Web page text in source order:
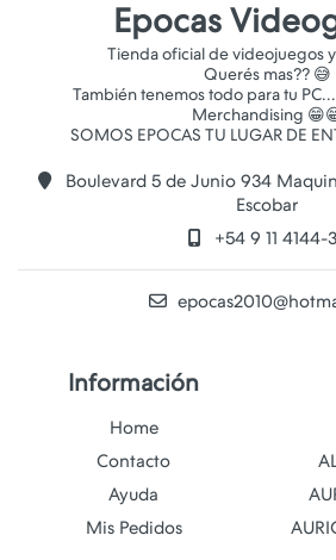
Epocas
Tienda oficial de videojuegos
Querés mas?? 😅
También tenemos todo para tu
Merchandising
Boulevard 5 de Junio 934
Escobar
+54 9 11
Información
Home
Contacto
Ayuda
Mis Pedidos